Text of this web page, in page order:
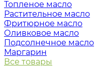
Топленое масло
Растительное масло
Фритюрное масло
Оливковое масло
Подсолнечное масло
Маргарин
Все товары